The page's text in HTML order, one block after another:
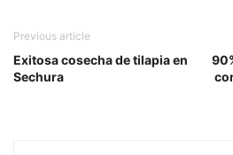
Previous article
Exitosa cosecha de tilapia en
Sechura